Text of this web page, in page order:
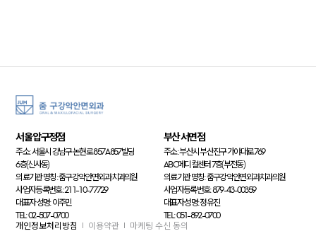
서울 압구정점
주소: 서울시 강남구 논현로 857 A857빌딩
6층(신사동)
의료기관 명칭: 줌구강악안면외과치과의원
사업자등록번호: 211-10-77729
대표자 성명: 이주민
TEL: 02-507-0700
부산 서면점
주소: 부산시 부산진구 가야대로 769
ABC메디컬센터 7층(부전동)
의료기관 명칭: 줌구강악안면외과치과의원
사업자등록번호: 879-43-00359
대표자 성명: 정유진
TEL: 051-892-0700
개인정보처리방침
이용약관 마케팅 수신 동의